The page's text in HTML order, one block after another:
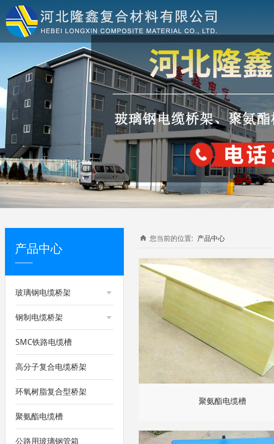
产品中心
玻璃钢电缆桥架
钢制电缆桥架
SMC铁路电缆槽
高分子复合电缆桥架
环氧树脂复合型桥架
聚氨酯电缆槽
公路用玻璃钢管箱
您当前的位置: 产品中心
聚氨酯电缆槽